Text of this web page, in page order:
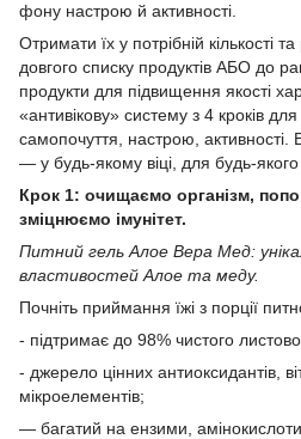
фону настрою й активності.
Отримати їх у потрібній кількості
довгого списку продуктів АБО до
продукти для підвищення якості
«антивікову» систему з 4 кроків
самопочуття, настрою, активності.
— у будь-якому віці, для будь-якого
Крок 1: очищаємо організм,
зміцнюємо імунітет.
Питний гель Алое Вера Мед:
властивостей Алое та меду.
Почніть приймання їжі з порції
- підтримає до 98% чистого
- джерело цінних антиоксидантів,
мікроелементів;
— багатий на ензими,